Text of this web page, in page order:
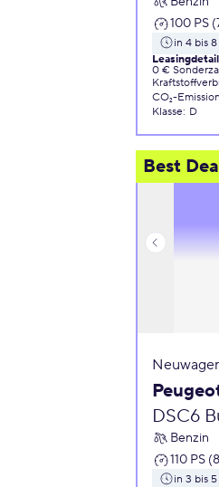
100 PS
in 4 bis
0 €
CO₂-
Klasse: D
Best
DSC6
Benzin
110 PS
in 3 bis